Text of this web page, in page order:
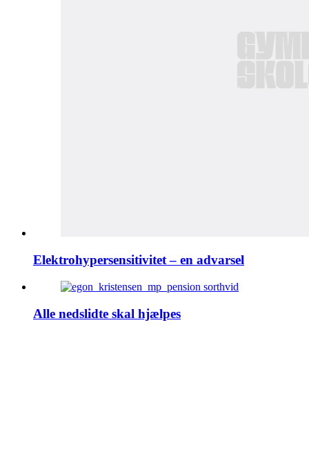
Elektrohypersensitivitet – en advarsel
Alle nedslidte skal hjælpes